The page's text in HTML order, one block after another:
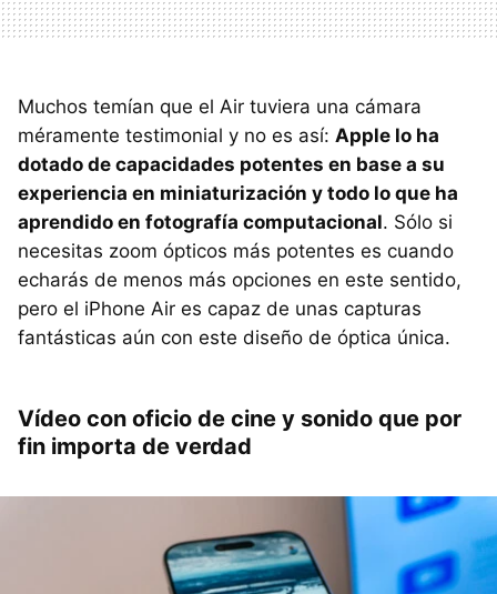
Muchos temían que el Air tuviera una cámara
méramente testimonial y no es así: Apple lo ha
dotado de capacidades potentes en base a su
experiencia en miniaturización y todo lo que ha
aprendido en fotografía computacional. Sólo si
necesitas zoom ópticos más potentes es cuando
echarás de menos más opciones en este sentido,
pero el iPhone Air es capaz de unas capturas
fantásticas aún con este diseño de óptica única.
Vídeo con oficio de cine y sonido que por
fin importa de verdad